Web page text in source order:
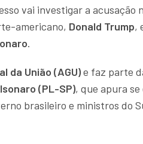
vai investigar a acusação
americano, Donald Trump,
.
da União (AGU)e faz parte
(PL-SP), que apura
brasileiro e ministros do